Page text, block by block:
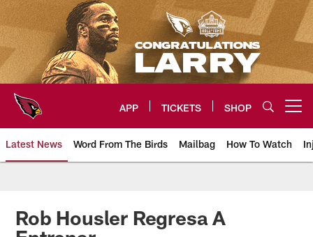
Skip
to
main
content
APP TICKETS SHOP
Latest News Word From The Birds Mailbag How To Watch
Arizona Cardinals Home: The
Rob Housler Regresa A